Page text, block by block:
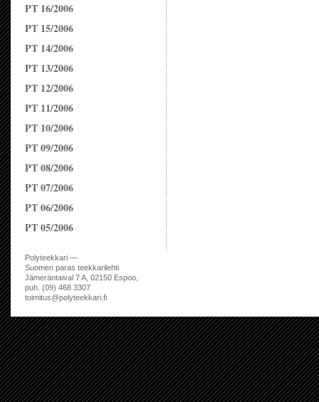
PT 16/2006
PT 15/2006
PT 14/2006
PT 13/2006
PT 12/2006
PT 11/2006
PT 10/2006
PT 09/2006
PT 08/2006
PT 07/2006
PT 06/2006
PT 05/2006
Polyteekkari —
Suomen paras teekkarilehti
Jämeräntaival 7 A, 02150 Espoo,
puh. (09) 468 3307
toimitus@polyteekkari.fi